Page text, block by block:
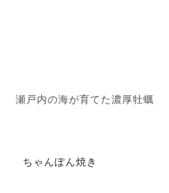
瀬戸内の海が育てた濃厚牡蠣
ちゃんぽん焼き